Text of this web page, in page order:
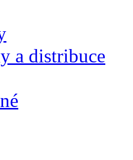
a distribuce